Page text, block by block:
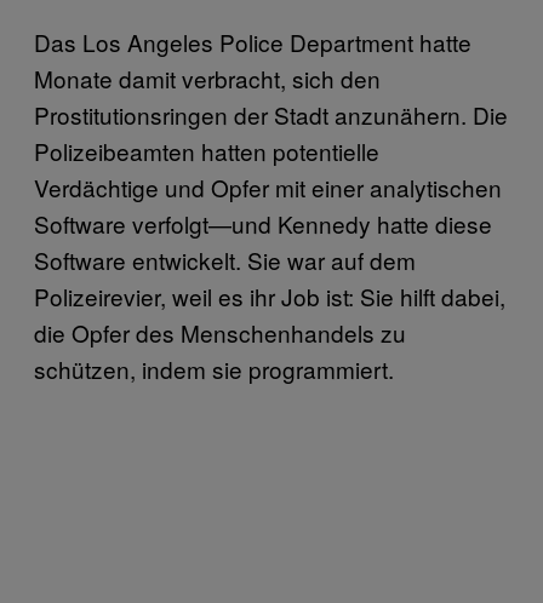
Das Los Angeles Police Department hatte
Monate damit verbracht, sich den
Prostitutionsringen der Stadt anzunähern. Die
Polizeibeamten hatten potentielle
Verdächtige und Opfer mit einer analytischen
Software verfolgt—und Kennedy hatte diese
Software entwickelt. Sie war auf dem
Polizeirevier, weil es ihr Job ist: Sie hilft dabei,
die Opfer des Menschenhandels zu
schützen, indem sie programmiert.